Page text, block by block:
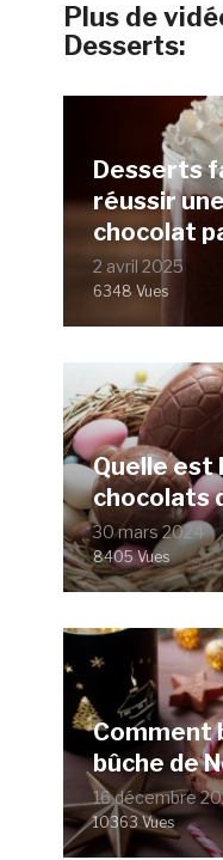
Plus de
Desserts:
Desserts
réussir
chocolat
2 avril 2025
6348 Vues
Quelle est
chocolats
30 mars 2024
8405 Vues
Comment
bûche de
16 décembre
10363 Vues